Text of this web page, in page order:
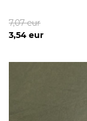
3,54 eur
7,07eur